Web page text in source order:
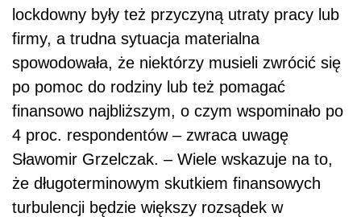
lockdowny były też przyczyną utraty pracy lub
firmy, a trudna sytuacja materialna
spowodowała, że niektórzy musieli zwrócić się
po pomoc do rodziny lub też pomagać
finansowo najbliższym, o czym wspominało po
4 proc. respondentów – zwraca uwagę
Sławomir Grzelczak. – Wiele wskazuje na to,
że długoterminowym skutkiem finansowych
turbulencji będzie większy rozsądek w